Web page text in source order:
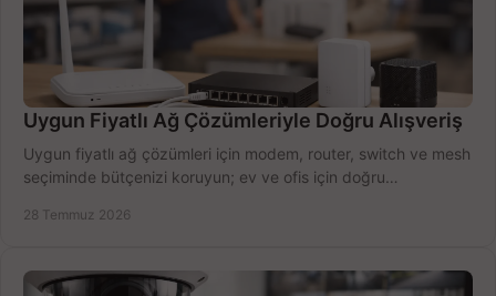
Uygun Fiyatlı Ağ Çözümleriyle Doğru Alışveriş
Uygun fiyatlı ağ çözümleri için modem, router, switch ve mesh
seçiminde bütçenizi koruyun; ev ve ofis için doğru
28 Temmuz 2026